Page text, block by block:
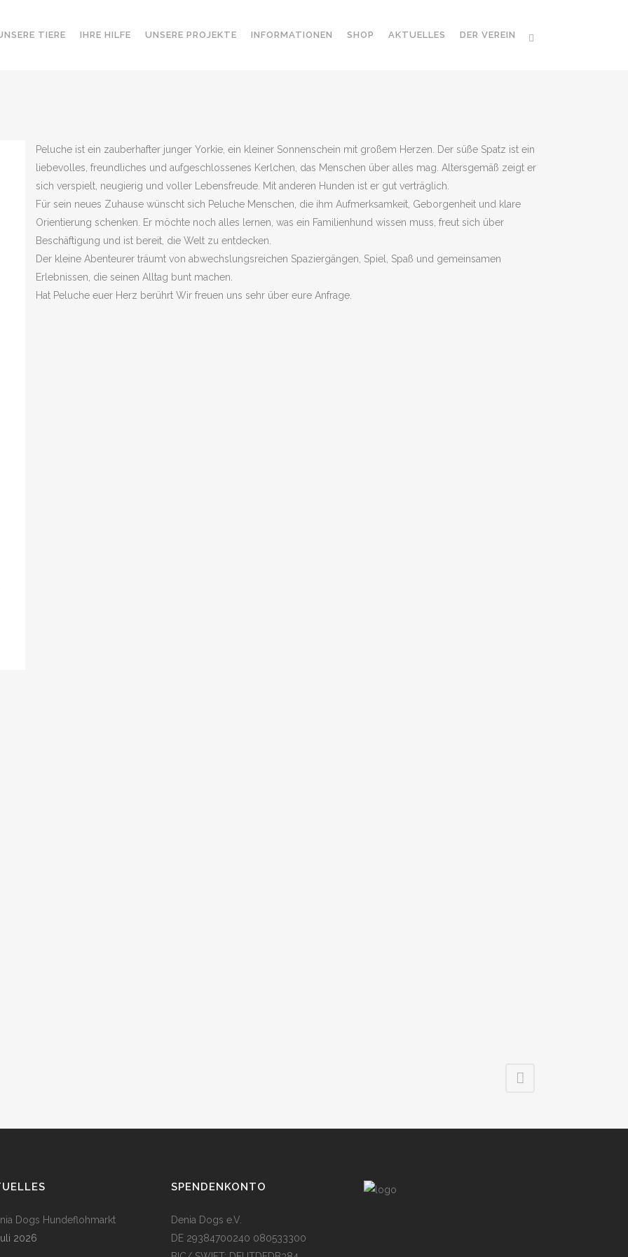
TIERE IHRE HILFE UNSERE PROJEKTE INFORMATIONEN SHOP AKTUELLES DER VEREIN
Peluche ist ein zauberhafter junger Yorkie, ein kleiner Sonnenschein mit großem Herzen. Der süße Spatz ist ein
liebevolles, freundliches und aufgeschlossenes Kerlchen, das Menschen über alles mag. Altersgemäß zeigt er
sich verspielt, neugierig und voller Lebensfreude. Mit anderen Hunden ist er gut verträglich.
Für sein neues Zuhause wünscht sich Peluche Menschen, die ihm Aufmerksamkeit, Geborgenheit und klare
Orientierung schenken. Er möchte noch alles lernen, was ein Familienhund wissen muss, freut sich über
Beschäftigung und ist bereit, die Welt zu entdecken.
Der kleine Abenteurer träumt von abwechslungsreichen Spaziergängen, Spiel, Spaß und gemeinsamen
Erlebnissen, die seinen Alltag bunt machen.
Hat Peluche euer Herz berührt Wir freuen uns sehr über eure Anfrage.
Dogs Hundeflohmarkt
2026
SPENDENKONTO
Denia Dogs e.V.
DE 29384700240 080533300